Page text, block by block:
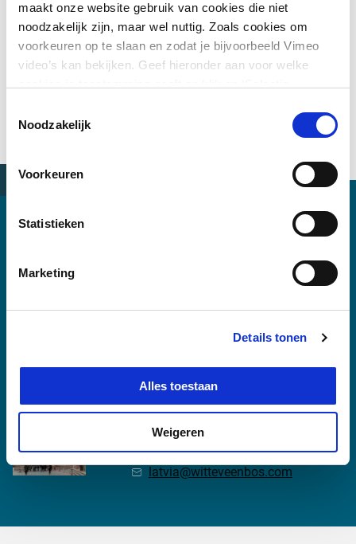
maakt onze website gebruik van cookies die niet
noodzakelijk zijn, maar wel nuttig. Zoals cookies om
voorkeuren op te slaan en zodat je bijvoorbeeld Vimeo
video’s kan bekijken. Geef hieronder aan voor welke
akkoord met het plaatsen van alle cookies.
Meer over
Noodzakelijk
Voorkeuren
Statistieken
Marketing
Details tonen
Alles toestaan
Weigeren
Gedetailleerd
ontwerp
voor
terminal in
Riga
Inspectie van
Renovatie
van
Skirotava-
in Riga
Kantoor Riga
SIA Witteveen+Bos Latvia
Letland
Witteveen+Bos Riga
00 3 716 722 31 44
latvia@witteveenbos.com